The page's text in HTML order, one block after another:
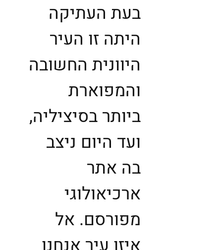
בעת העתיקה
היתה זו העיר
היוונית החשובה
והמפוארת
ביותר בסיציליה,
ועד היום ניצב
בה אתר
ארכיאולוגי
מפורסם. אל